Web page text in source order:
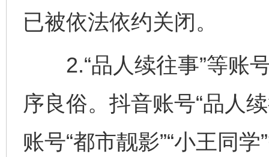
已被依法依约关闭。
2.“品人续往事”等账号
序良俗。抖音账号“品人
账号“都市靓影”“小王同